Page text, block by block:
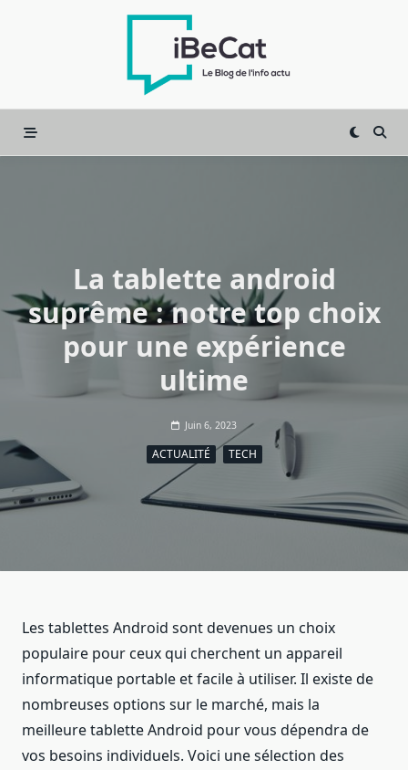
La tablette android
suprême : notre top choix
pour une expérience
ultime
Juin 6, 2023
ACTUALITÉ TECH
Les tablettes Android sont devenues un choix
populaire pour ceux qui cherchent un appareil
informatique portable et facile à utiliser. Il existe de
nombreuses options sur le marché, mais la
meilleure tablette Android pour vous dépendra de
vos besoins individuels. Voici une sélection des